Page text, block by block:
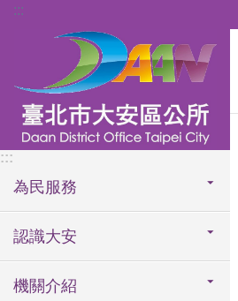
跳到主要內容區塊
:::
:::
為民服務
認識大安
機關介紹